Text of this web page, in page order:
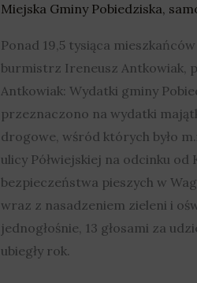
Miejska Gminy Pobiedziska,
Ponad 19,5 tysiąca
burmistrz Ireneusz Antkowiak,
Antkowiak: Wydatki gminy
przeznaczono na wydatki
drogowe, wśród których było
ulicy Półwiejskiej na odcinku
bezpieczeństwa pieszych w
wraz z nasadzeniem zieleni i
jednogłośnie, 13 głosami za
ubiegły rok.